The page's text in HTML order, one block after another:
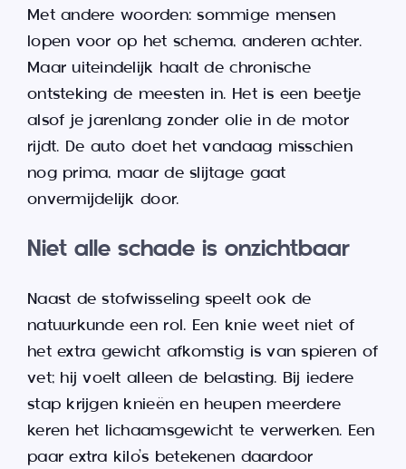
Met andere woorden: sommige mensen
lopen voor op het schema, anderen achter.
Maar uiteindelijk haalt de chronische
ontsteking de meesten in. Het is een beetje
alsof je jarenlang zonder olie in de motor
rijdt. De auto doet het vandaag misschien
nog prima, maar de slijtage gaat
onvermijdelijk door.
Niet alle schade is onzichtbaar
Naast de stofwisseling speelt ook de
natuurkunde een rol. Een knie weet niet of
het extra gewicht afkomstig is van spieren of
vet; hij voelt alleen de belasting. Bij iedere
stap krijgen knieën en heupen meerdere
keren het lichaamsgewicht te verwerken. Een
paar extra kilo’s betekenen daardoor